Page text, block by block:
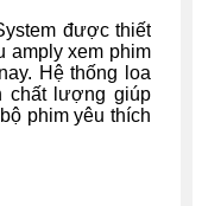
được thiết
amply xem phim
Hệ thống loa
chất lượng giúp
phim yêu thích